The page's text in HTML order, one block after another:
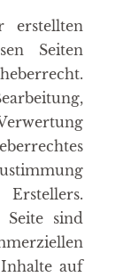
erstellten
Seiten
Seite sind
auf